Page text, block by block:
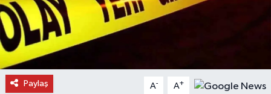
Paylaş A- A+
Doğanyurt Haberleri
Hanönü Haberleri
İhsangazi Haberleri